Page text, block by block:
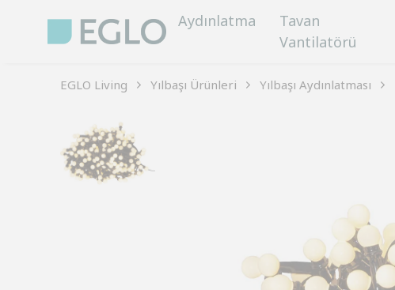
Aydınlatma
Tavan
Vantilatörü
EGLO Living Yılbaşı Ürünleri Yılbaşı Aydınlatması